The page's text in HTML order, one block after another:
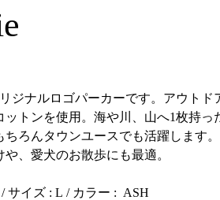
ジナルロゴパーカーです。アウトド
ットンを使用。海や川、山へ1枚持っ
ちろんタウンユースでも活躍します
や、愛犬のお散歩にも最適。
/ サイズ : L / カラー : ASH